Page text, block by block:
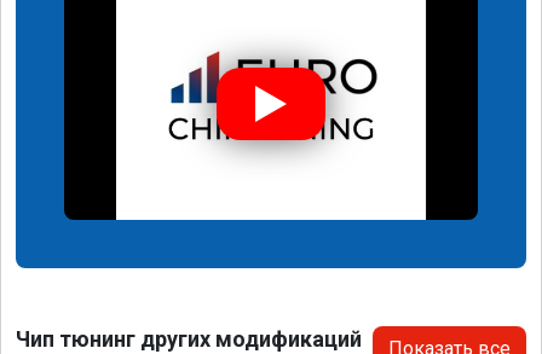
Чип тюнинг других модификаций
Показать все